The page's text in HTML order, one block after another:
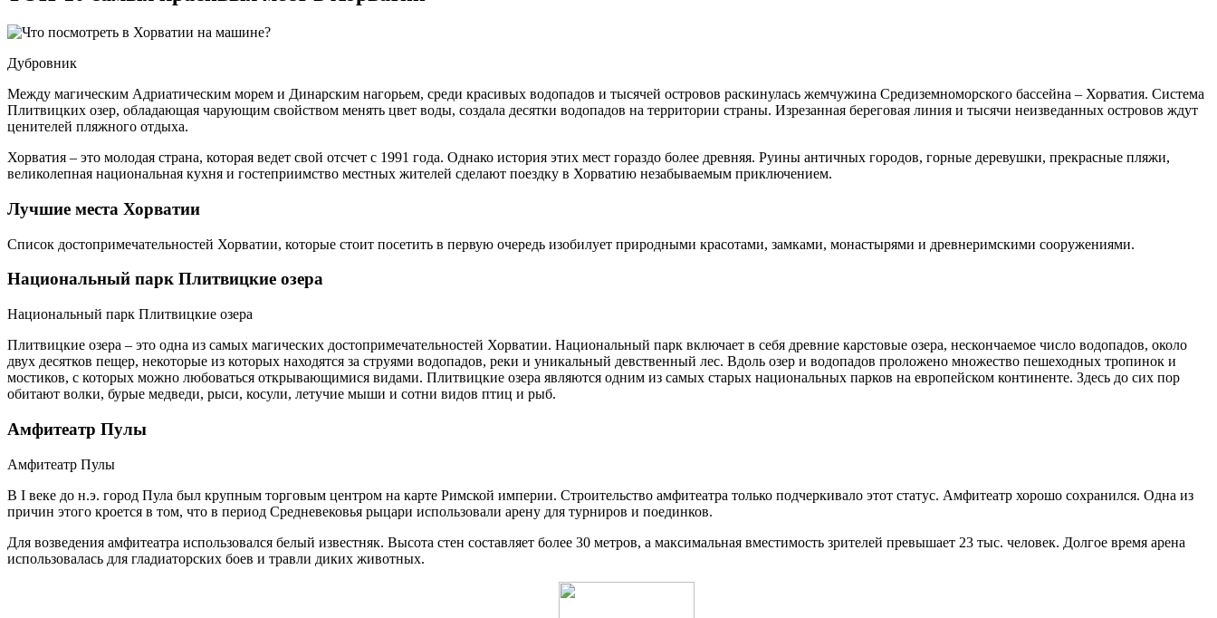
Дубровник
Между магическим Адриатическим морем и Динарским нагорьем, среди красивых водопадов и тысячей островов раскинулась жемчужина Средиземноморского бассейна – Хорватия. Система
Плитвицких озер, обладающая чарующим свойством менять цвет воды, создала десятки водопадов на территории страны. Изрезанная береговая линия и тысячи неизведанных островов ждут
ценителей пляжного отдыха.
Хорватия – это молодая страна, которая ведет свой отсчет с 1991 года. Однако история этих мест гораздо более древняя. Руины античных городов, горные деревушки, прекрасные пляжи,
великолепная национальная кухня и гостеприимство местных жителей сделают поездку в Хорватию незабываемым приключением.
Лучшие места Хорватии
Список достопримечательностей Хорватии, которые стоит посетить в первую очередь изобилует природными красотами, замками, монастырями и древнеримскими сооружениями.
Национальный парк Плитвицкие озера
Национальный парк Плитвицкие озера
Плитвицкие озера – это одна из самых магических достопримечательностей Хорватии. Национальный парк включает в себя древние карстовые озера, нескончаемое число водопадов, около
двух десятков пещер, некоторые из которых находятся за струями водопадов, реки и уникальный девственный лес. Вдоль озер и водопадов проложено множество пешеходных тропинок и
мостиков, с которых можно любоваться открывающимися видами. Плитвицкие озера являются одним из самых старых национальных парков на европейском континенте. Здесь до сих пор
обитают волки, бурые медведи, рыси, косули, летучие мыши и сотни видов птиц и рыб.
Амфитеатр Пулы
Амфитеатр Пулы
В I веке до н.э. город Пула был крупным торговым центром на карте Римской империи. Строительство амфитеатра только подчеркивало этот статус. Амфитеатр хорошо сохранился. Одна из
причин этого кроется в том, что в период Средневековья рыцари использовали арену для турниров и поединков.
Для возведения амфитеатра использовался белый известняк. Высота стен составляет более 30 метров, а максимальная вместимость зрителей превышает 23 тыс. человек. Долгое время арена
использовалась для гладиаторских боев и травли диких животных.